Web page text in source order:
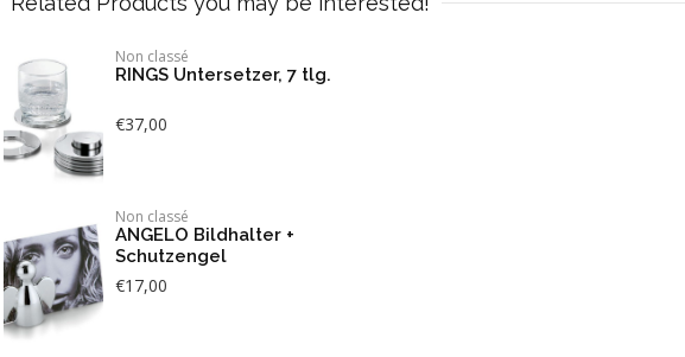
Non classé
RINGS Untersetzer, 7 tlg.
€37,00
Non classé
ANGELO Bildhalter +
Schutzengel
€17,00